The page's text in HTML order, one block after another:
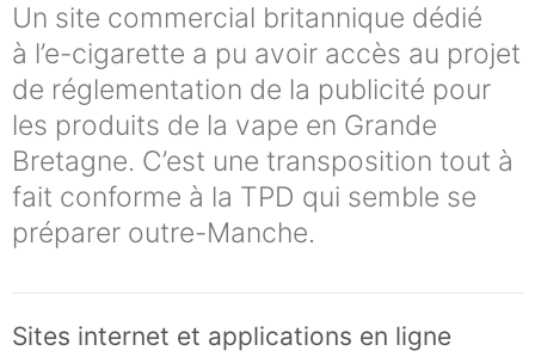
Un site commercial britannique dédié
à l’e-cigarette a pu avoir accès au projet
de réglementation de la publicité pour
les produits de la vape en Grande
Bretagne. C’est une transposition tout à
fait conforme à la TPD qui semble se
préparer outre-Manche.
Sites internet et applications en ligne